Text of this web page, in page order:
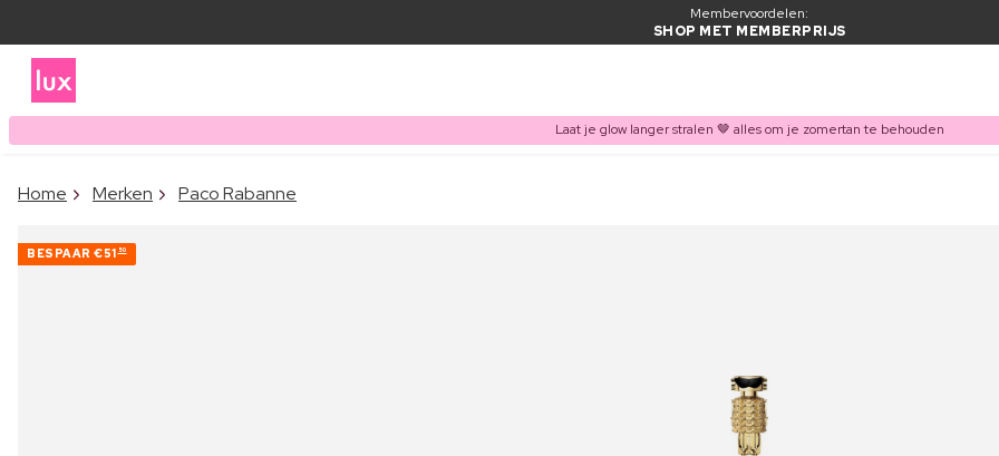
Membervoordelen:
SHOP MET MEMBERPRIJS
Laat je glow langer stralen 🤎 alles om je zomertan te behouden
Home Merken Paco Rabanne
BESPAAR €51 50